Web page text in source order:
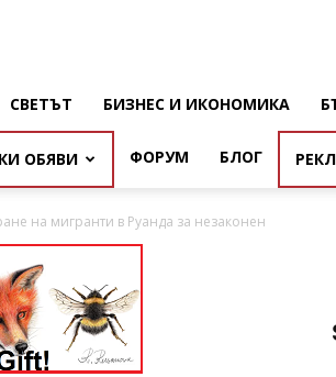
СВЕТЪТ БИЗНЕС И ИКОНОМИКА
ОБЯВИ ФОРУМ БЛОГ
на мигранти в Руанда за незаконен